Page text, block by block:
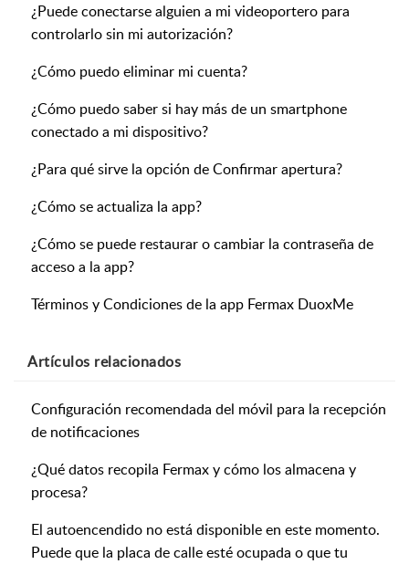
¿Puede conectarse alguien a mi videoportero para
controlarlo sin mi autorización?
¿Cómo puedo eliminar mi cuenta?
¿Cómo puedo saber si hay más de un smartphone
conectado a mi dispositivo?
¿Para qué sirve la opción de Confirmar apertura?
¿Cómo se actualiza la app?
¿Cómo se puede restaurar o cambiar la contraseña de
acceso a la app?
Términos y Condiciones de la app Fermax DuoxMe
Artículos relacionados
Configuración recomendada del móvil para la recepción
de notificaciones
¿Qué datos recopila Fermax y cómo los almacena y
procesa?
El autoencendido no está disponible en este momento.
Puede que la placa de calle esté ocupada o que tu